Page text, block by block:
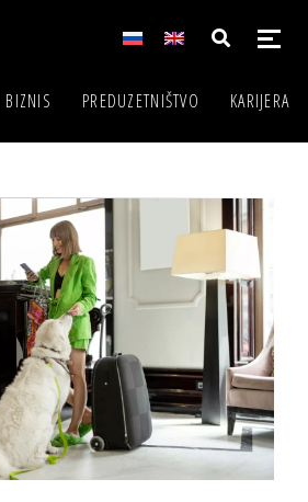
BIZNIS PREDUZETNIŠTVO KARIJERA